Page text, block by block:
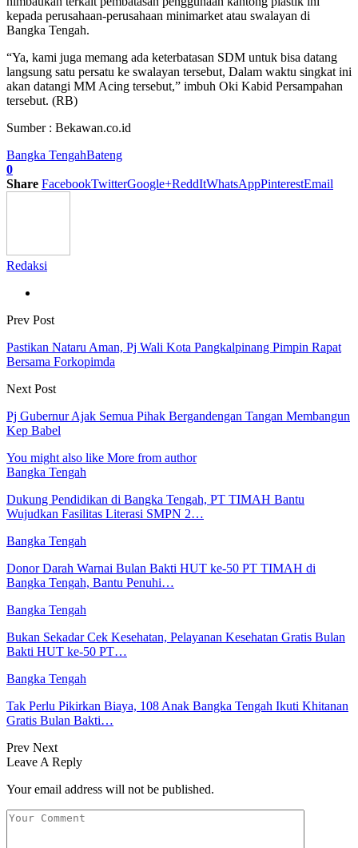
kepada perusahaan-perusahaan minimarket atau swalayan di
Bangka Tengah.
“Ya, kami juga memang ada keterbatasan SDM untuk bisa datang
langsung satu persatu ke swalayan tersebut, Dalam waktu singkat ini
akan datangi MM Acing tersebut,” imbuh Oki Kabid Persampahan
tersebut. (RB)
Sumber : Bekawan.co.id
Bangka TengahBateng
0
Share FacebookTwitterGoogle+ReddItWhatsAppPinterestEmail
Redaksi
Prev Post
Pastikan Nataru Aman, Pj Wali Kota Pangkalpinang Pimpin Rapat
Bersama Forkopimda
Next Post
Pj Gubernur Ajak Semua Pihak Bergandengan Tangan Membangun
Kep Babel
You might also like More from author
Bangka Tengah
Dukung Pendidikan di Bangka Tengah, PT TIMAH Bantu
Wujudkan Fasilitas Literasi SMPN 2…
Bangka Tengah
Donor Darah Warnai Bulan Bakti HUT ke-50 PT TIMAH di
Bangka Tengah, Bantu Penuhi…
Bangka Tengah
Bukan Sekadar Cek Kesehatan, Pelayanan Kesehatan Gratis Bulan
Bakti HUT ke-50 PT…
Bangka Tengah
Tak Perlu Pikirkan Biaya, 108 Anak Bangka Tengah Ikuti Khitanan
Gratis Bulan Bakti…
Prev Next
Leave A Reply
Your email address will not be published.